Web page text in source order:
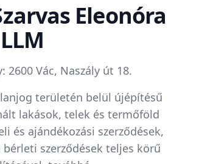
Eleonóra
2600 Vác, Naszály út 18.
területén belül újépítésű
lakások, telek és termőföld
és ajándékozási szerződések,
szerződések teljes körű